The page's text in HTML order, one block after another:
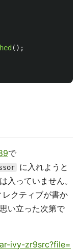
();
で
に入れようと
入っていません。
クティブが書か
い立った次第で
ivy-zr9src?file=